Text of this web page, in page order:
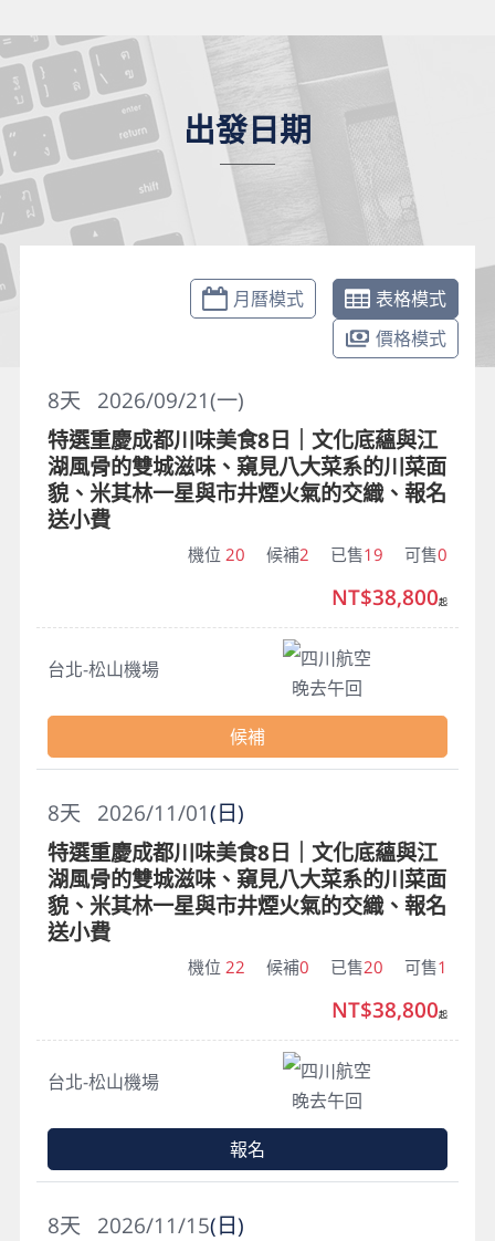
出發日期
月曆模式
表格模式
價格模式
2026/09/21(一)
8天
特選重慶成都川味美食8日｜文化底蘊與江
湖風骨的雙城滋味、窺見八大菜系的川菜面
貌、米其林一星與市井煙火氣的交織、報名
送小費
機位 20 候補2 已售19 可售0
台北-松山機場
四川航空
晚去午回
NT$38,800起
候補
2026/11/01(日)
8天
特選重慶成都川味美食8日｜文化底蘊與江
湖風骨的雙城滋味、窺見八大菜系的川菜面
貌、米其林一星與市井煙火氣的交織、報名
送小費
機位 22 候補0 已售20 可售1
台北-松山機場
四川航空
晚去午回
NT$38,800起
報名
2026/11/15(日)
8天